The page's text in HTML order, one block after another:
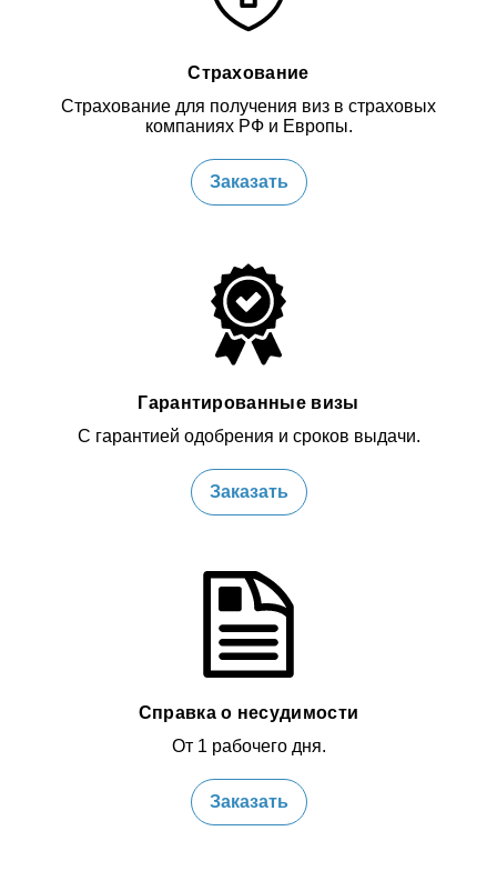
Страхование
Страхование для получения виз в страховых
компаниях РФ и Европы.
Заказать
Гарантированные визы
С гарантией одобрения и сроков выдачи.
Заказать
Справка о несудимости
От 1 рабочего дня.
Заказать